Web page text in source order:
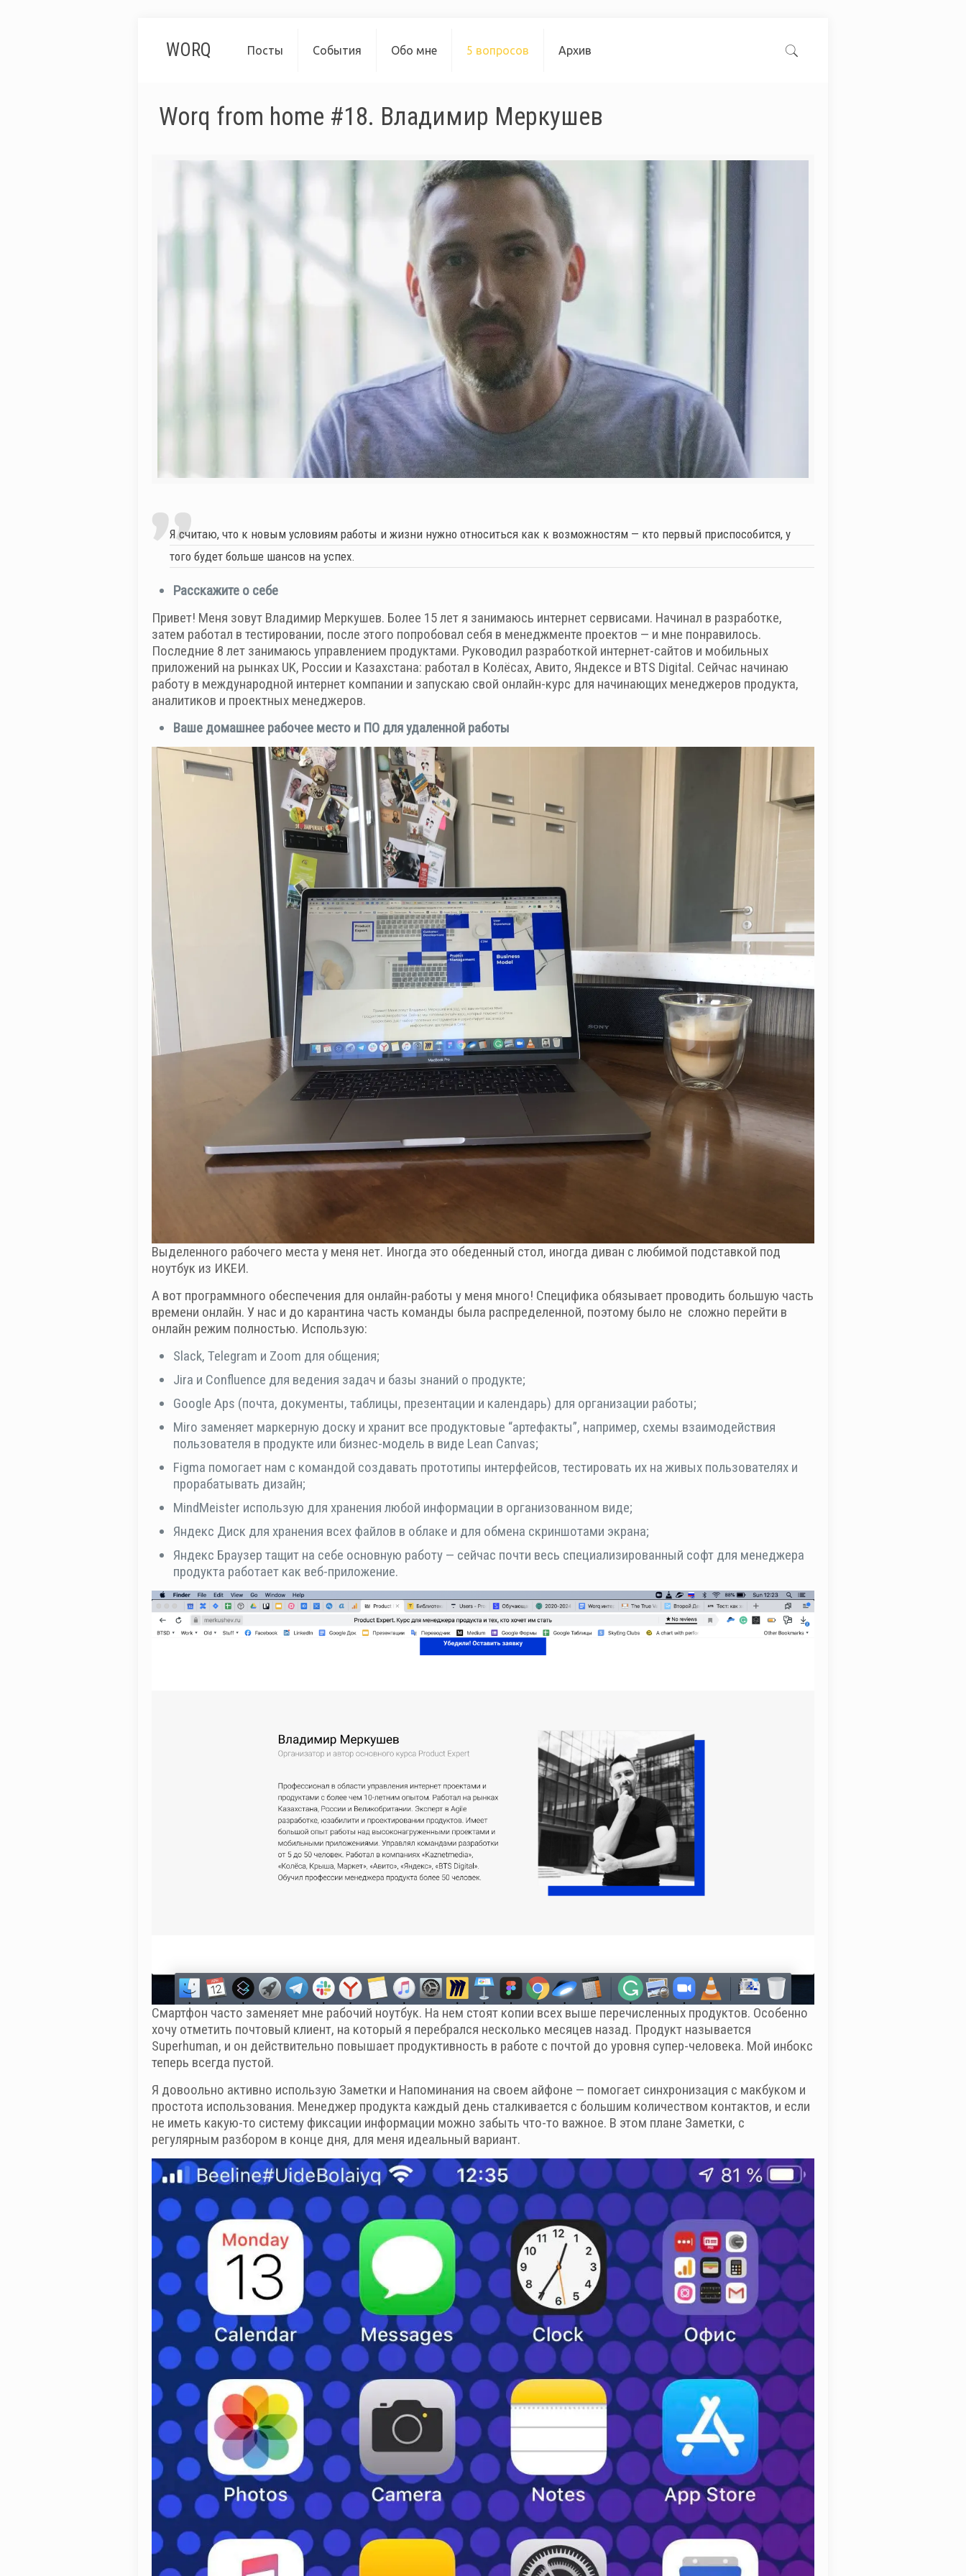
WORQ Посты События Обо мне 5 вопросов Архив
Worq from home #18. Владимир Меркушев
Я считаю, что к новым условиям работы и жизни нужно относиться как к возможностям — кто первый приспособится, у
того будет больше шансов на успех.
Расскажите о себе
Привет! Меня зовут Владимир Меркушев. Более 15 лет я занимаюсь интернет сервисами. Начинал в разработке,
затем работал в тестировании, после этого попробовал себя в менеджменте проектов — и мне понравилось.
Последние 8 лет занимаюсь управлением продуктами. Руководил разработкой интернет-сайтов и мобильных
приложений на рынках UK, России и Казахстана: работал в Колёсах, Авито, Яндексе и BTS Digital. Сейчас начинаю
работу в международной интернет компании и запускаю свой онлайн-курс для начинающих менеджеров продукта,
аналитиков и проектных менеджеров.
Ваше домашнее рабочее место и ПО для удаленной работы
Выделенного рабочего места у меня нет. Иногда это обеденный стол, иногда диван с любимой подставкой под
ноутбук из ИКЕИ.
А вот программного обеспечения для онлайн-работы у меня много! Специфика обязывает проводить большую часть
времени онлайн. У нас и до карантина часть команды была распределенной, поэтому было не сложно перейти в
онлайн режим полностью. Использую:
Slack, Telegram и Zoom для общения;
Jira и Confluence для ведения задач и базы знаний о продукте;
Google Aps (почта, документы, таблицы, презентации и календарь) для организации работы;
Miro заменяет маркерную доску и хранит все продуктовые “артефакты”, например, схемы взаимодействия
пользователя в продукте или бизнес-модель в виде Lean Canvas;
Figma помогает нам с командой создавать прототипы интерфейсов, тестировать их на живых пользователях и
прорабатывать дизайн;
MindMeister использую для хранения любой информации в организованном виде;
Яндекс Диск для хранения всех файлов в облаке и для обмена скриншотами экрана;
Яндекс Браузер тащит на себе основную работу — сейчас почти весь специализированный софт для менеджера
продукта работает как веб-приложение.
Смартфон часто заменяет мне рабочий ноутбук. На нем стоят копии всех выше перечисленных продуктов. Особенно
хочу отметить почтовый клиент, на который я перебрался несколько месяцев назад. Продукт называется
Superhuman, и он действительно повышает продуктивность в работе с почтой до уровня супер-человека. Мой инбокс
теперь всегда пустой.
Я довоольно активно использую Заметки и Напоминания на своем айфоне — помогает синхронизация с макбуком и
простота использования. Менеджер продукта каждый день сталкивается с большим количеством контактов, и если
не иметь какую-то систему фиксации информации можно забыть что-то важное. В этом плане Заметки, с
регулярным разбором в конце дня, для меня идеальный вариант.